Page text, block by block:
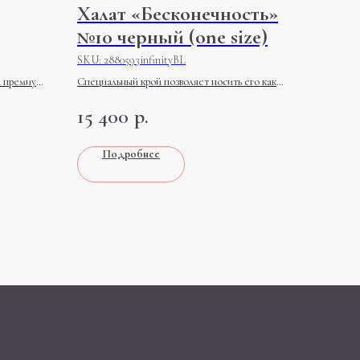
премиум
Халат «Бесконечность»
№10 черный (one size)
SKU: 2880593infinityBL
Специальный крой позволяет носить его как
15 400 р.
Подробнее